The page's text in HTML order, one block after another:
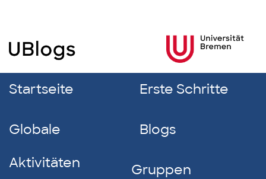
Startseite Erste Schritte
Globale
Aktivitäten
Blogs
Gruppen